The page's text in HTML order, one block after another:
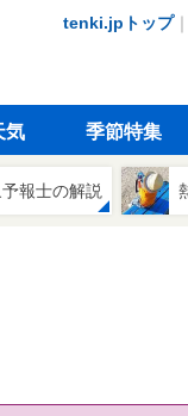
tenki.jpトップ｜
気 季節特集
報士の解説